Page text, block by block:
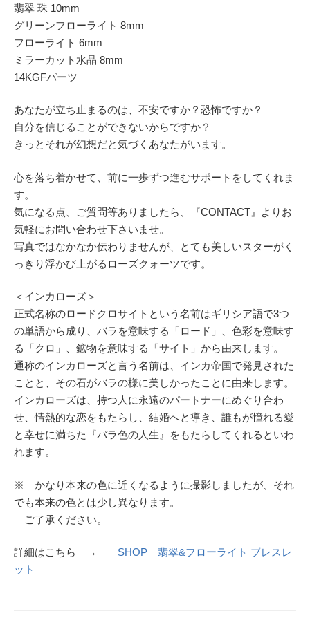
翡翠 珠 10mm
グリーンフローライト 8mm
フローライト 6mm
ミラーカット水晶 8mm
14KGFパーツ
あなたが立ち止まるのは、不安ですか？恐怖ですか？
自分を信じることができないからですか？
きっとそれが幻想だと気づくあなたがいます。
心を落ち着かせて、前に一歩ずつ進むサポートをしてくれま
す。
気になる点、ご質問等ありましたら、『CONTACT』よりお
気軽にお問い合わせ下さいませ。
写真ではなかなか伝わりませんが、とても美しいスターがく
っきり浮かび上がるローズクォーツです。
＜インカローズ＞
正式名称のロードクロサイトという名前はギリシア語で3つ
の単語から成り、バラを意味する「ロード」、色彩を意味す
る「クロ」、鉱物を意味する「サイト」から由来します。
通称のインカローズと言う名前は、インカ帝国で発見された
ことと、その石がバラの様に美しかったことに由来します。
インカローズは、持つ人に永遠のパートナーにめぐり合わ
せ、情熱的な恋をもたらし、結婚へと導き、誰もが憧れる愛
と幸せに満ちた『バラ色の人生』をもたらしてくれるといわ
れます。
※ かなり本来の色に近くなるように撮影しましたが、それ
でも本来の色とは少し異なります。
ご了承ください。
詳細はこちら → SHOP 翡翠&フローライト ブレスレ
ット